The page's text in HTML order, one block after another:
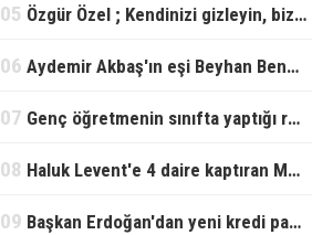
05 Özgür Özel ; Kendinizi gizleyin, bizden işaret bekleyin
06 Aydemir Akbaş'ın eşi Beyhan Benek Akbaş hayatını kaybetti
07 Genç öğretmenin sınıfta yaptığı rezil paylaşım
08 Haluk Levent'e 4 daire kaptıran Müteahhit soluğu savcılıkta aldı
09 Başkan Erdoğan'dan yeni kredi paketi müjdesi: 6 ay geri ödemesiz, 36 ay vadeli